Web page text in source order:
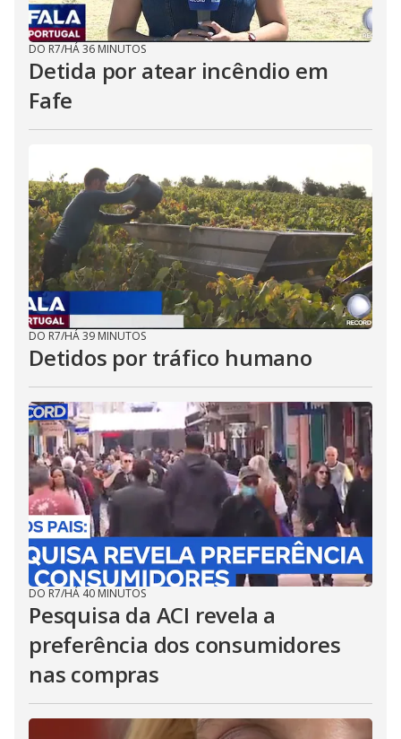
DO R7/HÁ 36 MINUTOS
Detida por atear incêndio em
Fafe
DO R7/HÁ 39 MINUTOS
Detidos por tráfico humano
DO R7/HÁ 40 MINUTOS
Pesquisa da ACI revela a
preferência dos consumidores
nas compras